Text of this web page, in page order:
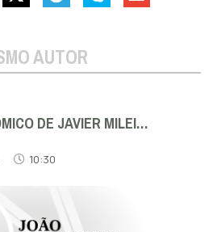
AUTOR
DE JAVIER MILEI…
10:30